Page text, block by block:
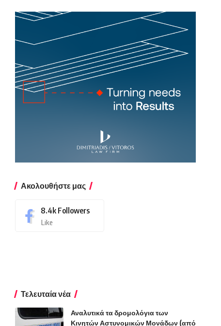
Ακολουθήστε μας
8.4k Followers
Like
Τελευταία νέα
Αναλυτικά τα δρομολόγια των
Κινητών Αστυνομικών Μονάδων (από